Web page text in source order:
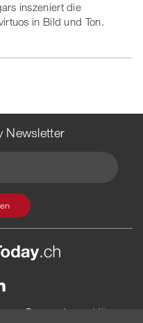
inszeniert die
in Bild und Ton.
Newsletter
Datenschutzerklärung